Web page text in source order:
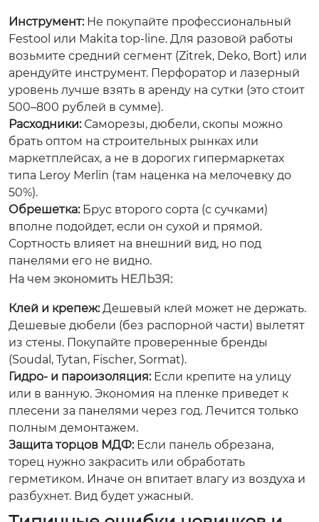
Инструмент:Не покупайте профессиональный
Festool или Makita top-line. Для разовой работы
возьмите средний сегмент (Zitrek, Deko, Bort) или
арендуйте инструмент. Перфоратор и лазерный
уровень лучше взять в аренду на сутки (это стоит
500–800 рублей в сумме).
Расходники:Саморезы, дюбели, скопы можно
брать оптом на строительных рынках или
маркетплейсах, а не в дорогих гипермаркетах
типа Leroy Merlin (там наценка на мелочевку до
50%).
Обрешетка:Брус второго сорта (с сучками)
вполне подойдет, если он сухой и прямой.
Сортность влияет на внешний вид, но под
панелями его не видно.
На чем экономить НЕЛЬЗЯ:
Клей и крепеж:Дешевый клей может не держать.
Дешевые дюбели (без распорной части) вылетят
из стены. Покупайте проверенные бренды
(Soudal, Tytan, Fischer, Sormat).
Гидро- и пароизоляция:Если крепите на улицу
или в ванную. Экономия на пленке приведет к
плесени за панелями через год. Лечится только
полным демонтажем.
Защита торцов МДФ:Если панель обрезана,
торец нужно закрасить или обработать
герметиком. Иначе он впитает влагу из воздуха и
разбухнет. Вид будет ужасный.